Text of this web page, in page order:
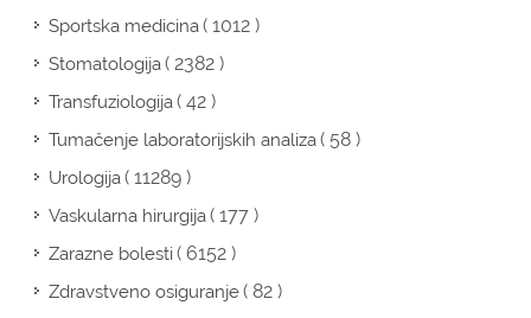
Sportska medicina( 1012 )
Stomatologija( 2382 )
Transfuziologija( 42 )
Tumačenje laboratorijskih analiza( 58 )
Urologija( 11289 )
Vaskularna hirurgija( 177 )
Zarazne bolesti( 6152 )
Zdravstveno osiguranje( 82 )